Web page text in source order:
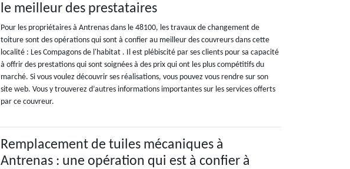
le meilleur des prestataires
Pour les propriétaires à Antrenas dans le 48100, les travaux de changement de
toiture sont des opérations qui sont à confier au meilleur des couvreurs dans cette
localité : Les Compagons de l'habitat . Il est plébiscité par ses clients pour sa capacité
à offrir des prestations qui sont soignées à des prix qui ont les plus compétitifs du
marché. Si vous voulez découvrir ses réalisations, vous pouvez vous rendre sur son
site web. Vous y trouverez d’autres informations importantes sur les services offerts
par ce couvreur.
Remplacement de tuiles mécaniques à
Antrenas : une opération qui est à confier à